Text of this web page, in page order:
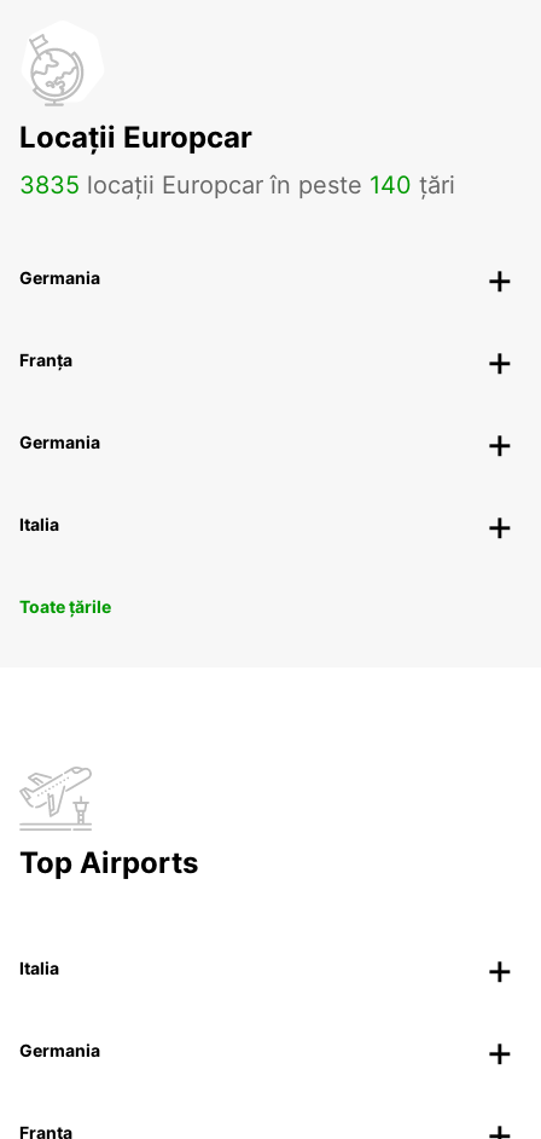
Locații Europcar
3835 locații Europcar în peste 140 țări
Germania
Franța
Germania
Italia
Toate țările
Top Airports
Italia
Germania
Franța